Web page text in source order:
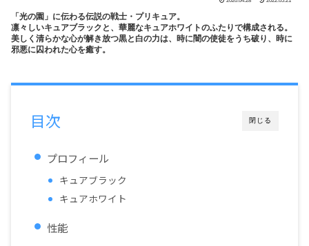
「光の園」に伝わる伝説の戦士・プリキュア。
凛々しいキュアブラックと、華麗なキュアホワイトのふたりで構成される。
美しく清らかな心が解き放つ黒と白の力は、時に闇の使徒をうち破り、時に
邪悪に囚われた心を癒す。
閉じる
目次
プロフィール
キュアブラック
キュアホワイト
性能